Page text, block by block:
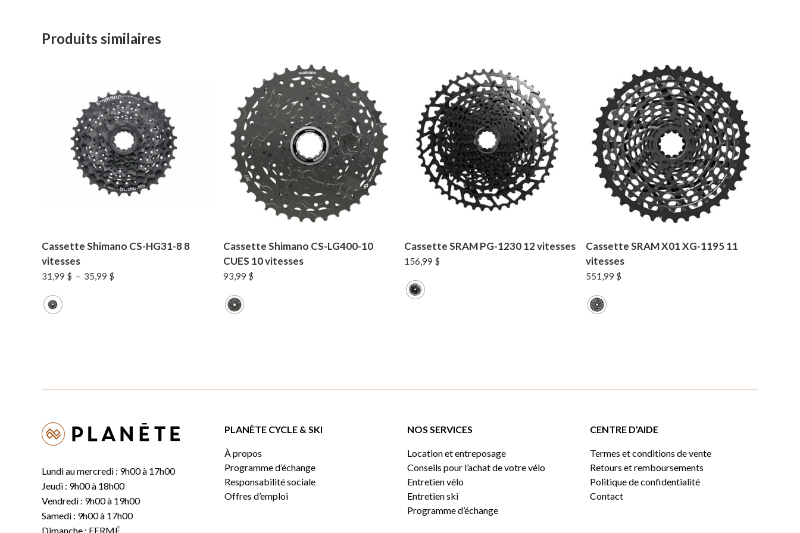
Produits similaires
Cassette Shimano CS-HG31-8 8
vitesses
31,99 $ – 35,99 $
Cassette Shimano CS-LG400-10
CUES 10 vitesses
93,99 $
Cassette SRAM PG-1230 12 vitesses
156,99 $
Cassette SRAM X01 XG-1195 11
vitesses
551,99 $
Lundi au mercredi : 9h00 à 17h00
Jeudi : 9h00 à 18h00
Vendredi : 9h00 à 19h00
Samedi : 9h00 à 17h00
Dimanche : FERMÉ
PLANÈTE CYCLE & SKI
À propos
Programme d’échange
Responsabilité sociale
Offres d’emploi
NOS SERVICES
Location et entreposage
Conseils pour l’achat de votre vélo
Entretien vélo
Entretien ski
Programme d’échange
CENTRE D’AIDE
Termes et conditions de vente
Retours et remboursements
Politique de confidentialité
Contact